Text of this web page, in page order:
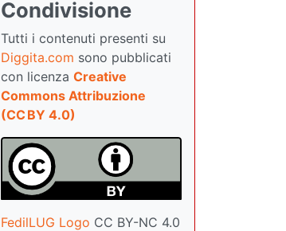
Condivisione
Tutti i contenuti presenti su
Diggita.com sono pubblicati
con licenza Creative
Commons Attribuzione
(CC BY 4.0)
FedilLUG Logo CC BY-NC 4.0